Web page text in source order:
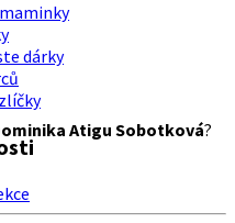
dárky
Atigu Sobotková?